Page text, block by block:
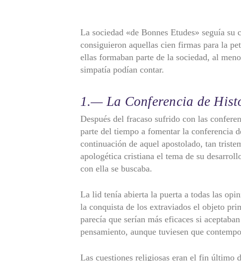
La sociedad «de Bonnes Etudes» seguía
consiguieron aquellas cien firmas para la
ellas formaban parte de la sociedad, al
simpatía podían contar.
1.— La Conferencia de
Después del fracaso sufrido con las
parte del tiempo a fomentar la conferencia
continuación de aquel apostolado, tan
apologética cristiana el tema de su
con ella se buscaba.
La lid tenía abierta la puerta a todas las
la conquista de los extraviados el objeto
parecía que serían más eficaces si
pensamiento, aunque tuviesen que
Las cuestiones religiosas eran el fin último